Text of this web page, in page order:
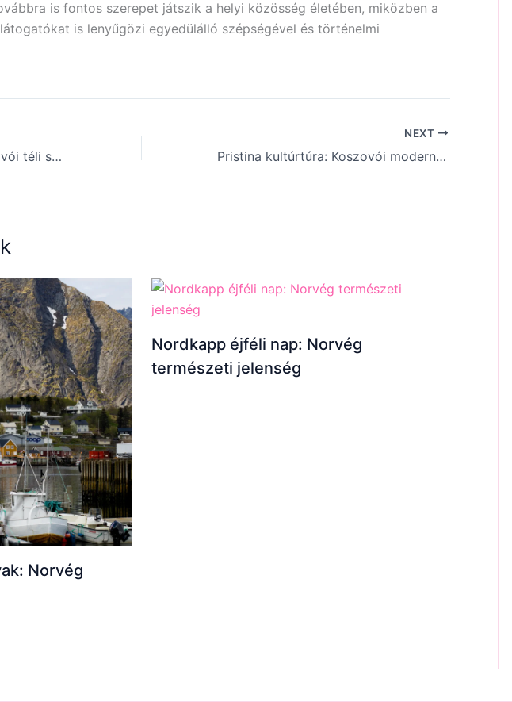
is fontos szerepet játszik a helyi közösség életében, miközben a
is lenyűgözi egyedülálló szépségével és történelmi
Brezovica síközpont: Koszovói téli sport
NEXT
Pristina kultúrtúra: Koszovói modernizmus
Norvég
Nordkapp éjféli nap: Norvég
természeti jelenség